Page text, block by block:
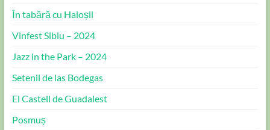
În tabără cu Haioșii
Vinfest Sibiu – 2024
Jazz in the Park – 2024
Setenil de las Bodegas
El Castell de Guadalest
Posmuș